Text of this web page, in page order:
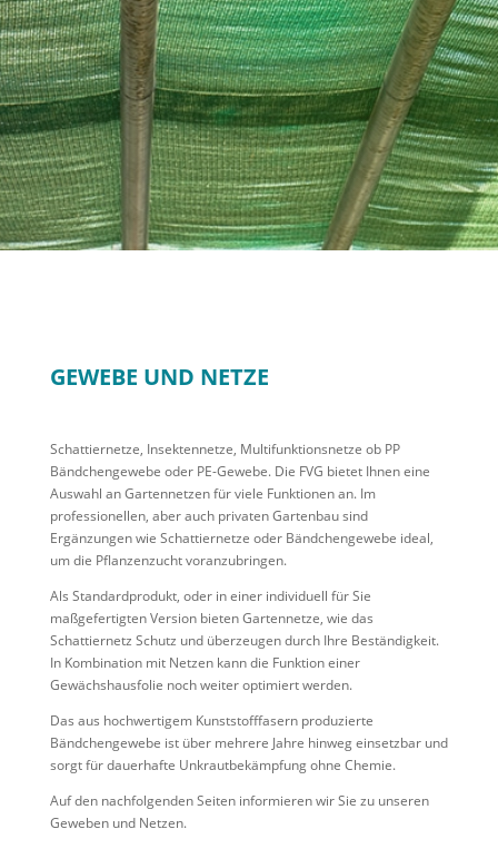
GEWEBE UND NETZE
Schattiernetze, Insektennetze, Multifunktionsnetze ob PP
Bändchengewebe oder PE-Gewebe. Die FVG bietet Ihnen eine
Auswahl an Gartennetzen für viele Funktionen an. Im
professionellen, aber auch privaten Gartenbau sind
Ergänzungen wie Schattiernetze oder Bändchengewebe ideal,
um die Pflanzenzucht voranzubringen.
Als Standardprodukt, oder in einer individuell für Sie
maßgefertigten Version bieten Gartennetze, wie das
Schattiernetz Schutz und überzeugen durch Ihre Beständigkeit.
In Kombination mit Netzen kann die Funktion einer
Gewächshausfolie noch weiter optimiert werden.
Das aus hochwertigem Kunststofffasern produzierte
Bändchengewebe ist über mehrere Jahre hinweg einsetzbar und
sorgt für dauerhafte Unkrautbekämpfung ohne Chemie.
Auf den nachfolgenden Seiten informieren wir Sie zu unseren
Geweben und Netzen.